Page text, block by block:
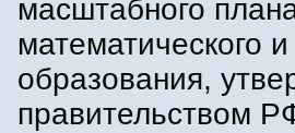
масштабного
математического
образования,
правительством